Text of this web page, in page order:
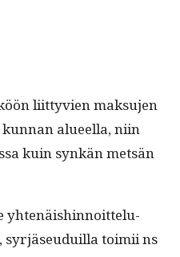
liit­tyvien mak­su­jen
alueel­la, niin
kuin synkän met­sän
yht­enäishin­noit­telu­
toimii ns